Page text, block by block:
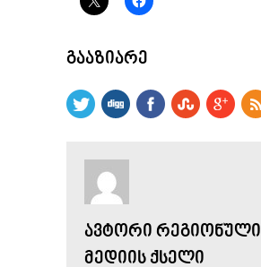
ᲒᲐᲐᲖᲘᲐᲠᲔ
ᲐᲕᲢᲝᲠᲘ ᲠᲔᲒᲘᲝᲜᲣᲚᲘ
ᲛᲔᲓᲘᲘᲡ ᲥᲡᲔᲚᲘ